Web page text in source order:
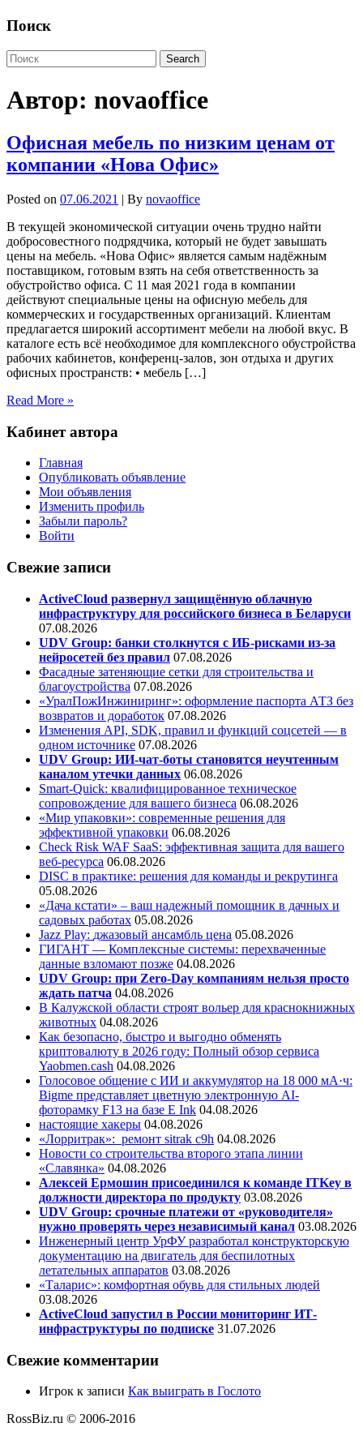
Поиск
Автор: novaoffice
Офисная мебель по низким ценам от
компании «Нова Офис»
Posted on 07.06.2021 | By novaoffice
В текущей экономической ситуации очень трудно найти
добросовестного подрядчика, который не будет завышать
цены на мебель. «Нова Офис» является самым надёжным
поставщиком, готовым взять на себя ответственность за
обустройство офиса. С 11 мая 2021 года в компании
действуют специальные цены на офисную мебель для
коммерческих и государственных организаций. Клиентам
предлагается широкий ассортимент мебели на любой вкус. В
каталоге есть всё необходимое для комплексного обустройства
рабочих кабинетов, конференц-залов, зон отдыха и других
офисных пространств: • мебель […]
Read More »
Кабинет автора
Главная
Опубликовать объявление
Мои объявления
Изменить профиль
Забыли пароль?
Войти
Свежие записи
ActiveCloud развернул защищённую облачную
инфраструктуру для российского бизнеса в Беларуси
07.08.2026
UDV Group: банки столкнутся с ИБ-рисками из-за
нейросетей без правил 07.08.2026
Фасадные затеняющие сетки для строительства и
благоустройства 07.08.2026
«УралПожИнжиниринг»: оформление паспорта АТЗ без
возвратов и доработок 07.08.2026
Изменения API, SDK, правил и функций соцсетей — в
одном источнике 07.08.2026
UDV Group: ИИ-чат-боты становятся неучтенным
каналом утечки данных 06.08.2026
Smart-Quick: квалифицированное техническое
сопровождение для вашего бизнеса 06.08.2026
«Мир упаковки»: современные решения для
эффективной упаковки 06.08.2026
Check Risk WAF SaaS: эффективная защита для вашего
веб-ресурса 06.08.2026
DISC в практике: решения для команды и рекрутинга
05.08.2026
«Дача кстати» – ваш надежный помощник в дачных и
садовых работах 05.08.2026
Jazz Play: джазовый ансамбль цена 05.08.2026
ГИГАНТ — Комплексные системы: перехваченные
данные взломают позже 04.08.2026
UDV Group: при Zero-Day компаниям нельзя просто
ждать патча 04.08.2026
В Калужской области строят вольер для краснокнижных
животных 04.08.2026
Как безопасно, быстро и выгодно обменять
криптовалюту в 2026 году: Полный обзор сервиса
Yaobmen.cash 04.08.2026
Голосовое общение с ИИ и аккумулятор на 18 000 мА·ч:
Bigme представляет цветную электронную AI-
фоторамку F13 на базе E Ink 04.08.2026
настоящие хакеры 04.08.2026
«Лорритрак»: ремонт sitrak c9h 04.08.2026
Новости со строительства второго этапа линии
«Славянка» 04.08.2026
Алексей Ермошин присоединился к команде ITKey в
должности директора по продукту 03.08.2026
UDV Group: срочные платежи от «руководителя»
нужно проверять через независимый канал 03.08.2026
Инженерный центр УрФУ разработал конструкторскую
документацию на двигатель для беспилотных
летательных аппаратов 03.08.2026
«Таларис»: комфортная обувь для стильных людей
03.08.2026
ActiveCloud запустил в России мониторинг ИТ-
инфраструктуры по подписке 31.07.2026
Свежие комментарии
Игрок к записи Как выиграть в Гослото
RossBiz.ru © 2006-2016